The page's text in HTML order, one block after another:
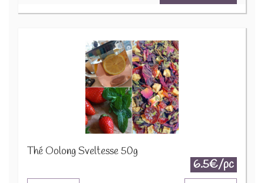
Thé Oolong Sveltesse 50g
6.5€/pc